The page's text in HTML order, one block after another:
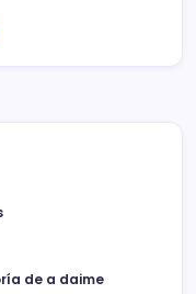
de a daime